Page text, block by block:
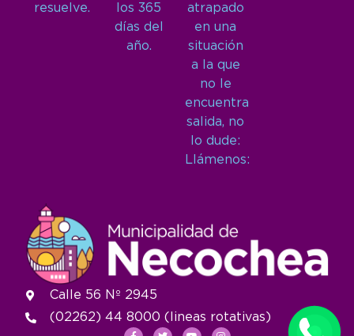
resuelve.
los 365
días del
año.
atrapado
en una
situación
a la que
no le
encuentra
salida, no
lo dude:
Llámenos:
Calle 56 Nº 2945
(02262) 44 8000 (lineas rotativas)